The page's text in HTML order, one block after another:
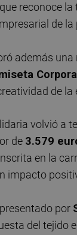
reconoce
de la
además
de
volvió a
de 3.579
en la
impacto
por
del tejido